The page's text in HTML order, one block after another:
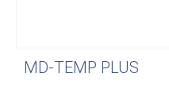
MD-TEMP PLUS